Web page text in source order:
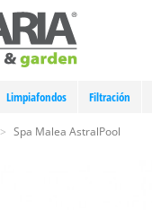
Limpiafondos Filtración
> Spa Malea AstralPool